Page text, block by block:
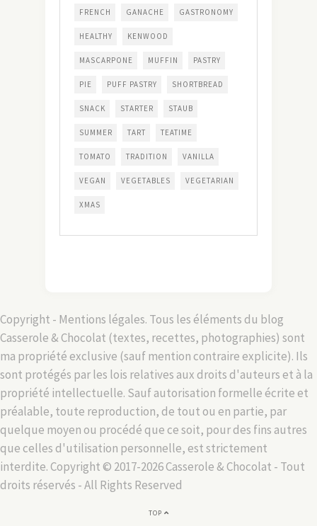
FRENCH GANACHE GASTRONOMY
HEALTHY KENWOOD
MASCARPONE MUFFIN PASTRY
PIE PUFF PASTRY SHORTBREAD
SNACK STARTER STAUB
SUMMER TART TEATIME
TOMATO TRADITION VANILLA
VEGAN VEGETABLES VEGETARIAN
XMAS
Copyright - Mentions légales. Tous les éléments du blog
Casserole & Chocolat (textes, recettes, photographies) sont
ma propriété exclusive (sauf mention contraire explicite). Ils
sont protégés par les lois relatives aux droits d'auteurs et à la
propriété intellectuelle. Sauf autorisation formelle écrite et
préalable, toute reproduction, de tout ou en partie, par
quelque moyen ou procédé que ce soit, pour des fins autres
que celles d'utilisation personnelle, est strictement
interdite. Copyright © 2017-2026 Casserole & Chocolat - Tout
droits réservés - All Rights Reserved
TOP